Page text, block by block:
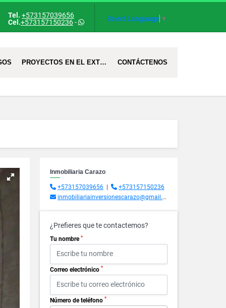
Tel. +573157039656
Cel.+573157150236- Select Language ▼
PROYECTOS EN EL EXTRANJERO CONTÁCTENOS
Inmobiliaria Carazo
+573157039656
+573157150236
inmobiliariainversionescarazo@gmail.com
¿Prefieres que te contactemos?
Tu nombre *
Correo electrónico *
Número de teléfono *